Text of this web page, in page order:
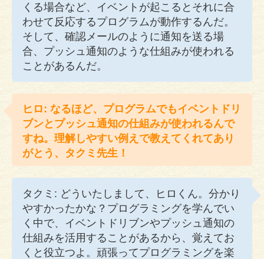
くる場合など、イベントが起こるとそれに合
わせて反応するプログラムが動作するんだ。
そして、確認メールのように通知を送る場
合、プッシュ通知のような仕組みが使われる
ことがあるんだ。
ヒロ: なるほど、プログラムでもイベントドリ
ブンとプッシュ通知の仕組みが使われるんで
すね。理解しやすい例えで教えてくれてあり
がとう、タクミ先生！
タクミ: どういたしまして、ヒロくん。分かり
やすかったかな？プログラミングを学んでい
く中で、イベントドリブンやプッシュ通知の
仕組みを活用することがあるから、覚えてお
くと役立つよ。頑張ってプログラミングを楽